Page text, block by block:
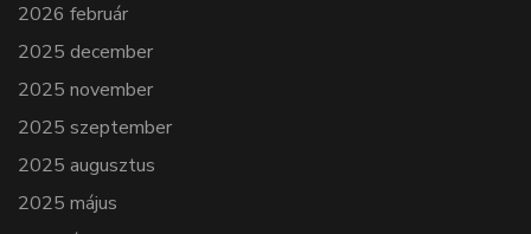
2026 február
2025 december
2025 november
2025 szeptember
2025 augusztus
2025 május